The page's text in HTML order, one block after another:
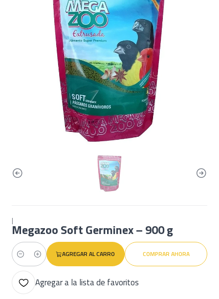
|
Megazoo Soft Germinex – 900 g
Cantidad
AGREGAR AL CARRO COMPRAR AHORA
Agregar a la lista de favoritos